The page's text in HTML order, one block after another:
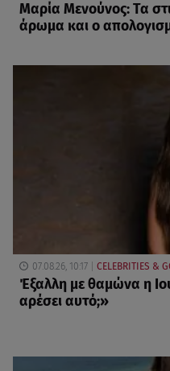
Μαρία Μενούνος: Τα
άρωμα και ο
07.08.26, 10:17 CELEBRITIES &
Έξαλλη με θαμώνα η
αρέσει αυτό;»